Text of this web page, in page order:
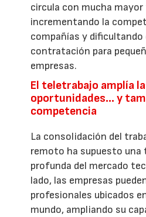
circula con mucha
incrementando la
compañías y dificultando
contratación para
empresas.
El teletrabajo amplía
oportunidades… y
competencia
La consolidación del
remoto ha supuesto
profunda del mercado
lado, las empresas
profesionales ubicados
mundo, ampliando su